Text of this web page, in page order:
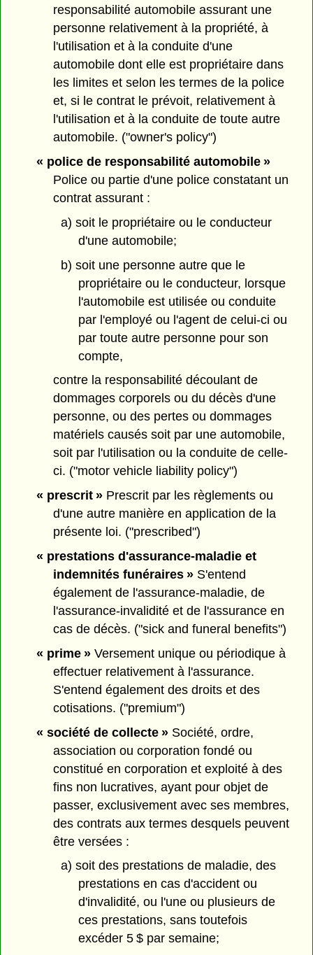
responsabilité automobile assurant une
personne relativement à la propriété, à
l'utilisation et à la conduite d'une
automobile dont elle est propriétaire dans
les limites et selon les termes de la police
et, si le contrat le prévoit, relativement à
l'utilisation et à la conduite de toute autre
automobile. ("owner's policy")
« police de responsabilité automobile »
Police ou partie d'une police constatant un
contrat assurant :
a) soit le propriétaire ou le conducteur
d'une automobile;
b) soit une personne autre que le
propriétaire ou le conducteur, lorsque
l'automobile est utilisée ou conduite
par l'employé ou l'agent de celui-ci ou
par toute autre personne pour son
compte,
contre la responsabilité découlant de
dommages corporels ou du décès d'une
personne, ou des pertes ou dommages
matériels causés soit par une automobile,
soit par l'utilisation ou la conduite de celle-
ci. ("motor vehicle liability policy")
« prescrit »Prescrit par les règlements ou
d'une autre manière en application de la
présente loi. ("prescribed")
« prestations d'assurance-maladie et
indemnités funéraires » S'entend
également de l'assurance-maladie, de
l'assurance-invalidité et de l'assurance en
cas de décès. ("sick and funeral benefits")
« prime »Versement unique ou périodique à
effectuer relativement à l'assurance.
S'entend également des droits et des
cotisations. ("premium")
« société de collecte »Société, ordre,
association ou corporation fondé ou
constitué en corporation et exploité à des
fins non lucratives, ayant pour objet de
passer, exclusivement avec ses membres,
des contrats aux termes desquels peuvent
être versées :
a) soit des prestations de maladie, des
prestations en cas d'accident ou
d'invalidité, ou l'une ou plusieurs de
ces prestations, sans toutefois
excéder 5 $ par semaine;